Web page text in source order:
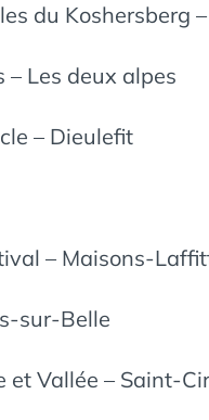
du Koshersberg
– Les deux alpes
– Dieulefit
– Maisons-
sur-Belle
et Vallée – Saint-